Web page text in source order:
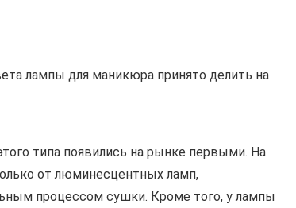
лампы для маникюра принято делить на
типа появились на рынке первыми. На
от люминесцентных ламп,
процессом сушки. Кроме того, у лампы